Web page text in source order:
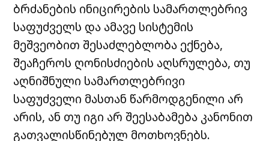
ბრძანების ინიცირების სამართლებრივ
საფუძველს და ამავე სისტემის
მეშვეობით შესაძლებლობა ექნება,
შეაჩეროს ღონისძიების აღსრულება, თუ
აღნიშნული სამართლებრივი
საფუძველი მასთან წარმოდგენილი არ
არის, ან თუ იგი არ შეესაბამება კანონით
გათვალისწინებულ მოთხოვნებს.